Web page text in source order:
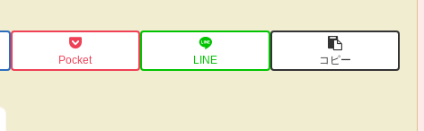
Pocket LINE コピー